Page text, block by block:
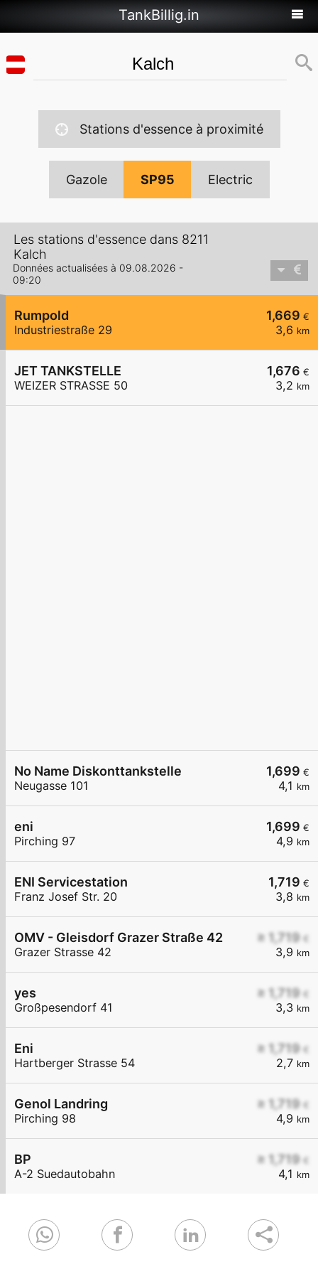
TankBillig.in
Stations d'essence à proximité
Gazole SP95 Electric
Les stations d'essence dans 8211
Kalch
Données actualisées à 09.08.2026 -
09:20
1,669 €
3,6 km
Rumpold
Industriestraße 29
1,676 €
3,2 km
JET TANKSTELLE
WEIZER STRASSE 50
1,699 €
4,1 km
No Name Diskonttankstelle
Neugasse 101
1,699 €
4,9 km
eni
Pirching 97
1,719 €
3,8 km
ENI Servicestation
Franz Josef Str. 20
≥ 1,719 €
3,9 km
OMV - Gleisdorf Grazer Straße 42
Grazer Strasse 42
≥ 1,719 €
3,3 km
yes
Großpesendorf 41
≥ 1,719 €
2,7 km
Eni
Hartberger Strasse 54
≥ 1,719 €
4,9 km
Genol Landring
Pirching 98
≥ 1,719 €
4,1 km
BP
A-2 Suedautobahn